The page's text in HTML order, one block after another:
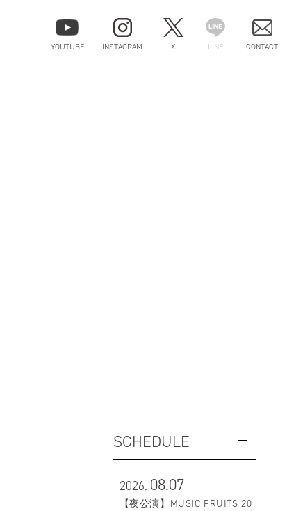
YOUTUBE INSTAGRAM X LINE CONTACT
SCHEDULE
2026. 08.07
【夜公演】MUSIC FRUITS 20